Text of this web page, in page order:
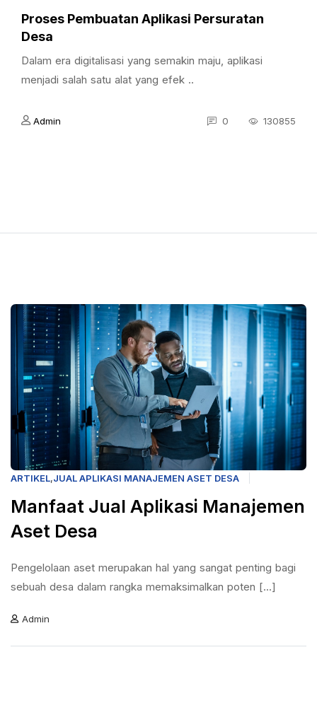
Proses Pembuatan Aplikasi Persuratan
Desa
Dalam era digitalisasi yang semakin maju, aplikasi
menjadi salah satu alat yang efek ..
Admin 0 130855
ARTIKEL,JUAL APLIKASI MANAJEMEN ASET DESA
Manfaat Jual Aplikasi Manajemen
Aset Desa
Pengelolaan aset merupakan hal yang sangat penting bagi
sebuah desa dalam rangka memaksimalkan poten [...]
Admin